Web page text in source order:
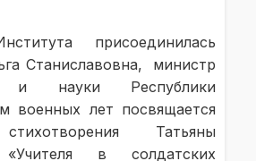
присоединилась
Станиславовна, министр
и науки Республики
военных лет посвящается
Татьяны
«Учителя в солдатских